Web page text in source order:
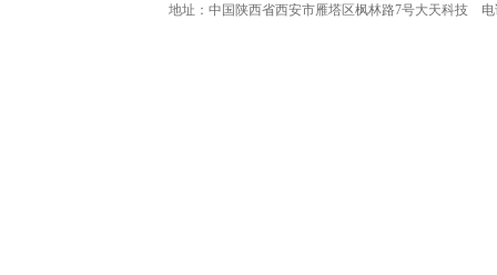
地址：中国陕西省西安市雁塔区枫林路7号大天科技